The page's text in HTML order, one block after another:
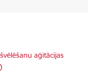
aģitācijas